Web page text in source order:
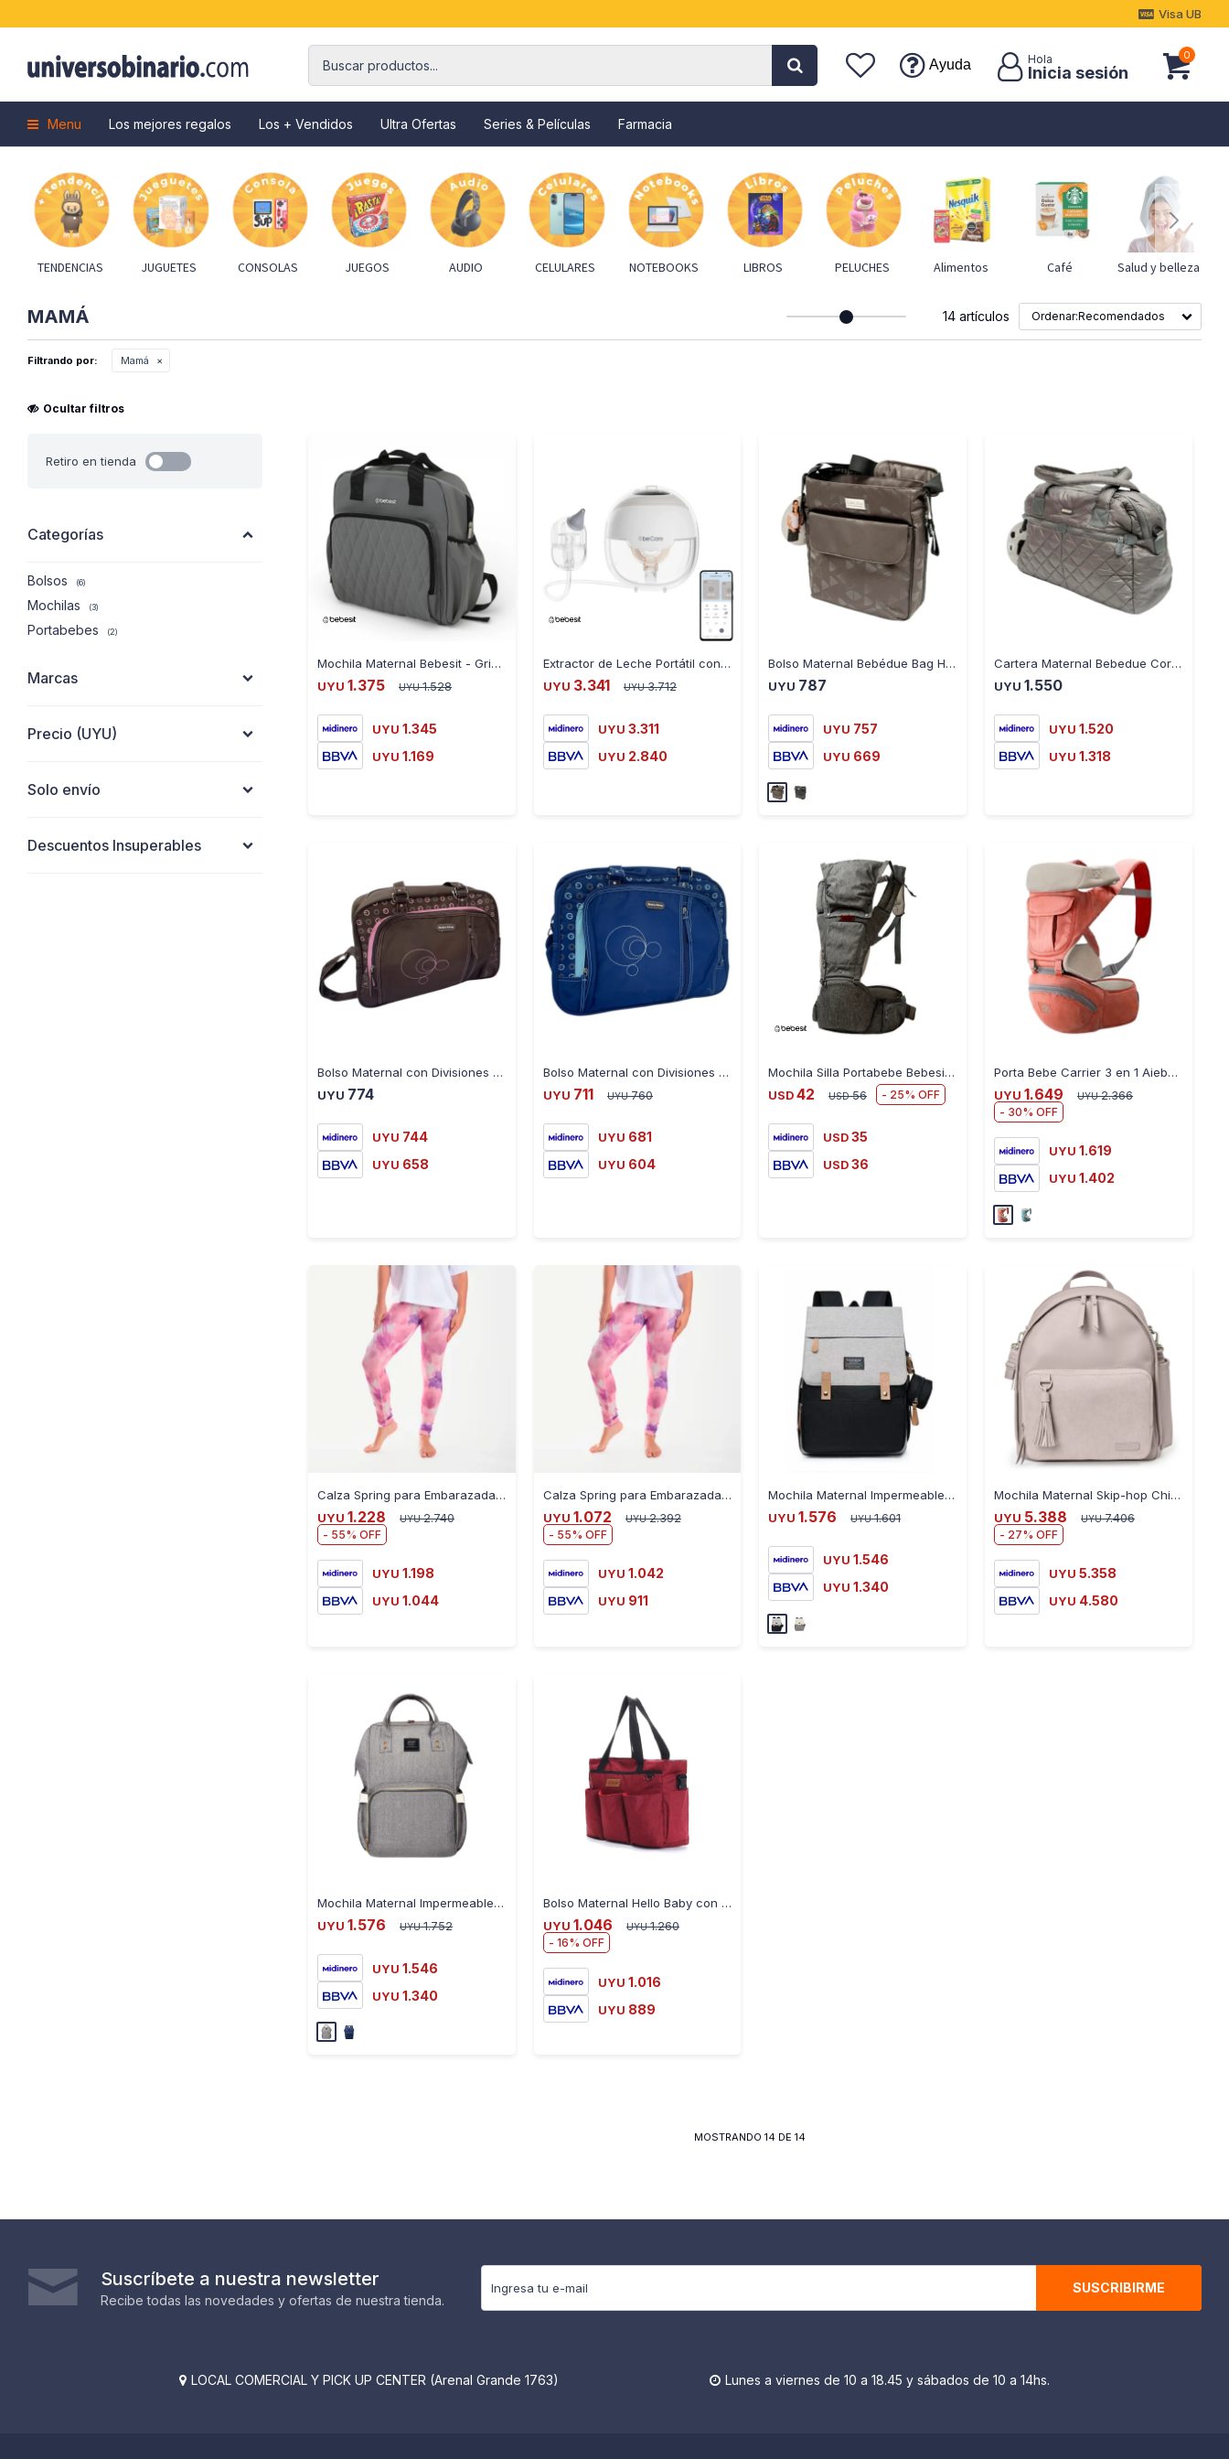
Menu Los mejores regalos Los + Vendidos Ultra Ofertas Series & Películas Farmacia
Ayuda
0
Visa UB
TENDENCIAS JUGUETES CONSOLAS JUEGOS AUDIO CELULARES NOTEBOOKS LIBROS PELUCHES Alimentos Café Salud y belleza
MAMÁ 14 artículos Recomendados
Filtrando por: Mamá
Mochila Maternal Bebesit - Gris - GRIS
UYU 1.375 UYU 1.528
UYU 1.345
UYU 1.169
Extractor de Leche Portátil con App BeCare + Aspirador Nasal - BLANCO
UYU 3.341 UYU 3.712
UYU 3.311
UYU 2.840
+
Bolso Maternal Bebédue Bag Harvard Delta - GRIS
UYU 787
UYU 757
UYU 669
Cartera Maternal Bebedue Corina
UYU 1.550
UYU 1.520
UYU 1.318
Bolso Maternal con Divisiones y Cambiador C860 - MARRON
UYU 774
UYU 744
UYU 658
Bolso Maternal con Divisiones y Cambiador C860 - AZUL
UYU 711 UYU 760
UYU 681
UYU 604
Mochila Silla Portabebe Bebesit CY019 Hip Seat 6 en 1
USD 42 USD 56 25
USD 35
USD 36
Porta Bebe Carrier 3 en 1 Aiebao - CORAL
UYU 1.649 UYU 2.366
30
UYU 1.619
UYU 1.402
Calza Spring para Embarazadas Varios Modelos - FUCSIA-ROSA
UYU 1.228 UYU 2.740
55
UYU 1.198
UYU 1.044
Calza Spring para Embarazadas Largo 3/4 Varios Modelos - FUCSIA-ROSA
UYU 1.072 UYU 2.392
55
UYU 1.042
UYU 911
Mochila Maternal Impermeable con Bolsillo Térmico 8220 - GRIS-NEGRO
UYU 1.576 UYU 1.601
UYU 1.546
UYU 1.340
Mochila Maternal Skip-hop Chic - GRIS
UYU 5.388 UYU 7.406
27
UYU 5.358
UYU 4.580
Mochila Maternal Impermeable con Bolsillos - GRIS
UYU 1.576 UYU 1.752
UYU 1.546
UYU 1.340
Bolso Maternal Hello Baby con Cambiador y Reparticiones - ROJO
UYU 1.046 UYU 1.260
16
UYU 1.016
UYU 889
MOSTRANDO14 DE14
Ocultar filtros
Categorías
Bolsos (6)
Mochilas (3)
Portabebes (2)
Marcas
Precio (UYU)
Retiro en tienda
Solo envío
Descuentos Insuperables
Suscríbete a nuestra newsletter
Recibe todas las novedades y ofertas de nuestra tienda.
SUSCRIBIRME
 LOCAL COMERCIAL Y PICK UP CENTER (Arenal Grande 1763)  Lunes a viernes de 10 a 18.45 y sábados de 10 a 14hs.